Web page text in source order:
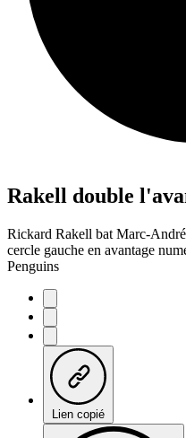
Rakell double
Rickard Rakell bat Marc-
cercle gauche en avantage
Penguins
Lien copié